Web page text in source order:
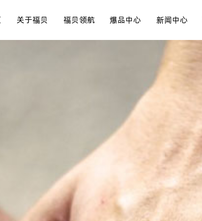
关于福贝 福贝领航 爆品中心 新闻中心